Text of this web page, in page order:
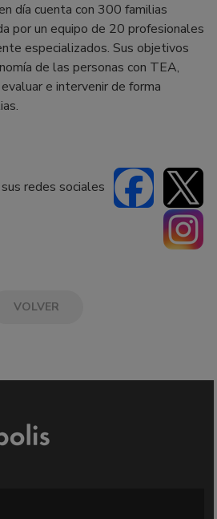
día cuenta con 300 familias
por un equipo de 20 profesionales
especializados. Sus objetivos
de las personas con TEA,
e intervenir de forma
redes sociales
VOLVER